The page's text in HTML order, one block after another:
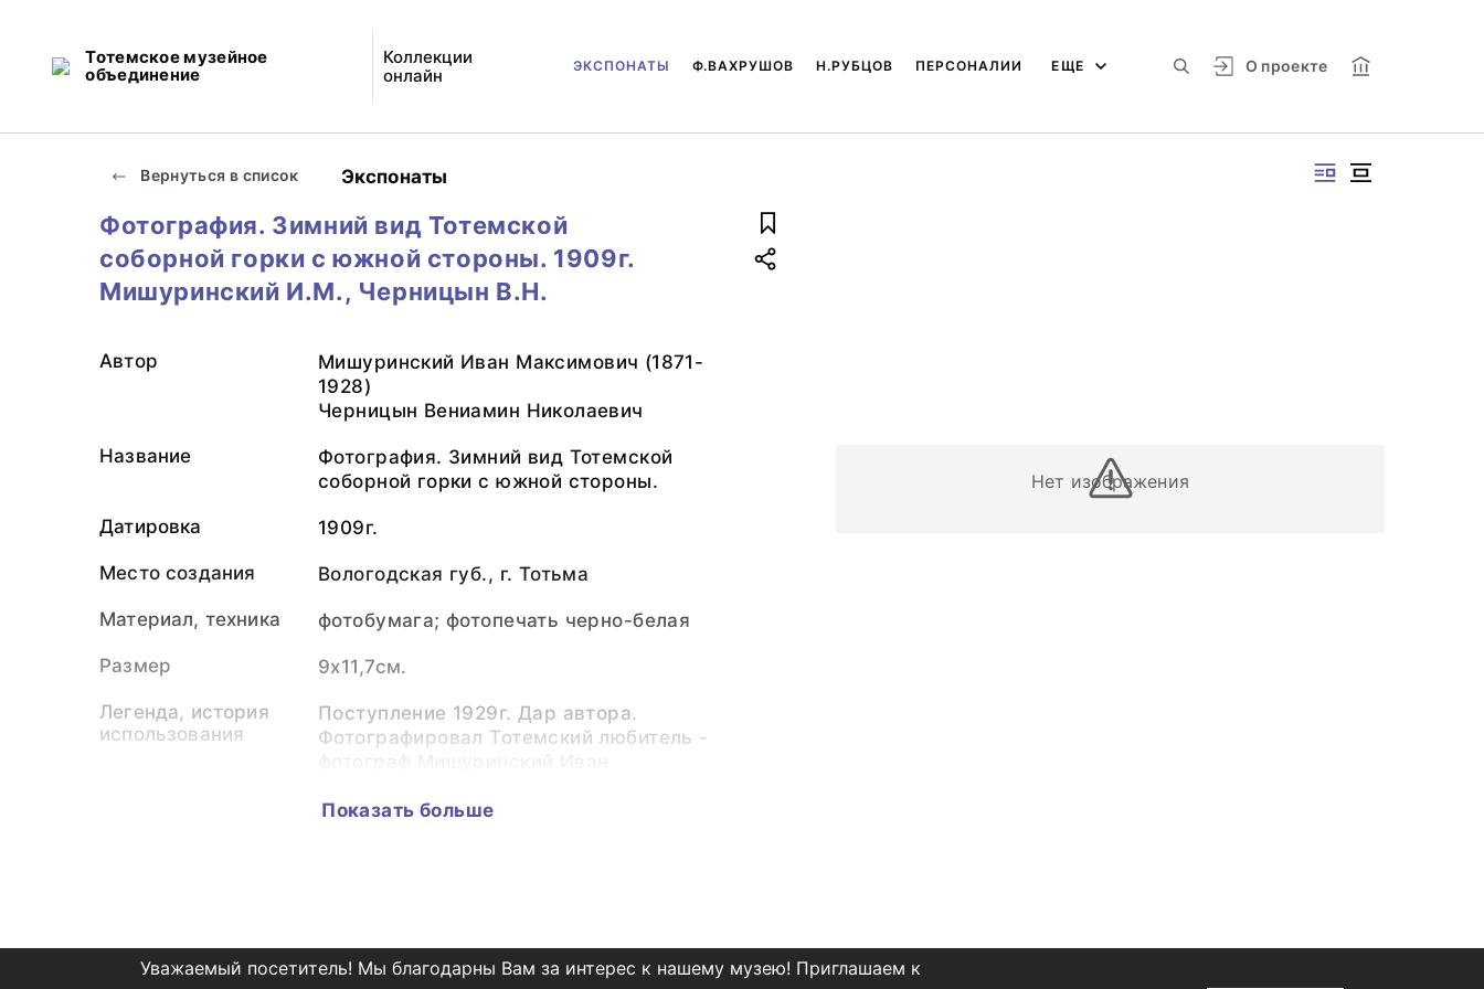
Тотемское музейное
объединение
Коллекции
онлайн
О проекте
ЭКСПОНАТЫ Ф.ВАХРУШОВ Н.РУБЦОВ ПЕРСОНАЛИИ ЕЩЕ
Вернуться в список Экспонаты
Нет изображения
Фотография. Зимний вид Тотемской
соборной горки с южной стороны. 1909г.
Мишуринский И.М., Черницын В.Н.
Автор
Мишуринский Иван Максимович (1871-
1928)
Черницын Вениамин Николаевич
Название
Фотография. Зимний вид Тотемской
соборной горки с южной стороны.
Датировка 1909г.
Место создания Вологодская губ., г. Тотьма
Материал, техника фотобумага; фотопечать черно-белая
Размер 9х11,7см.
Легенда, история
использования
Поступление 1929г. Дар автора.
Фотографировал Тотемский любитель -
музея.
Коллекция Фотонегатека
Показать больше
Уважаемый посетитель! Мы благодарны Вам за интерес к нашему музею! Приглашаем к